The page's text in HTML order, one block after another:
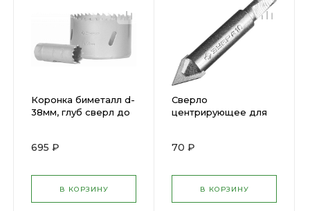
Коронка биметалл d-
38мм, глуб сверл до
695 ₽
В КОРЗИНУ
Сверло
центрирующее для
70 ₽
В КОРЗИНУ